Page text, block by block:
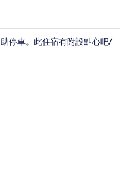
停車。此住宿有附設點心吧/